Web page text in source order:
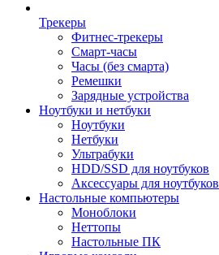
Трекеры
Фитнес-трекеры
Смарт-часы
Часы (без смарта)
Ремешки
Зарядные устройства
Ноутбуки и нетбуки
Ноутбуки
Нетбуки
Ультрабуки
HDD/SSD для ноутбуков
Аксессуары для ноутбуков
Настольные компьютеры
Моноблоки
Неттопы
Настольные ПК